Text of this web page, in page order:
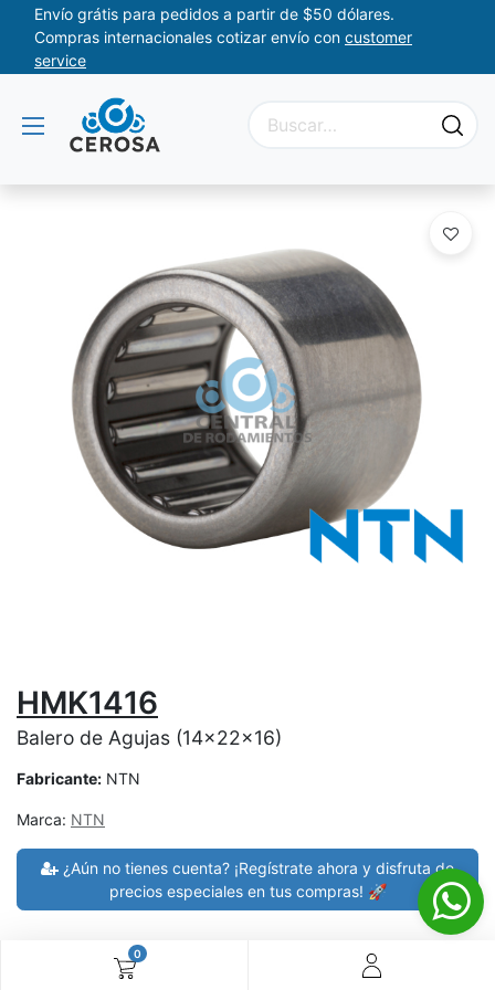
0
Envío grátis para pedidos a partir de $50 dólares.
Compras internacionales cotizar envío con customer
service
HMK1416
Balero de Agujas (14x22x16)
Fabricante: NTN
Marca: NTN
¿Aún no tienes cuenta? ¡Regístrate ahora y disfruta de
precios especiales en tus compras! 🚀
30 días de devolución